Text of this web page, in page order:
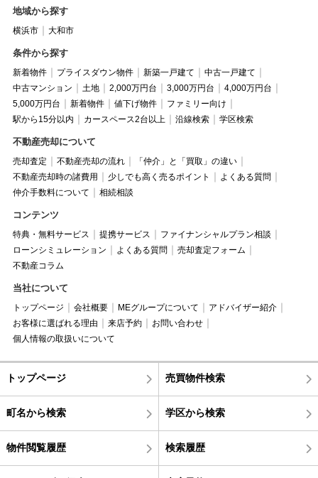
地域から探す
横浜市 大和市
条件から探す
新着物件 プライスダウン物件 新築一戸建て
中古一戸建て
中古マンション
土地 2,000万円台 3,000万円台
4,000万円台
5,000万円台
新着物件 値下げ物件
ファミリー向け
駅から15分以内
カースペース2台以上 沿線検索 学区検索
不動産売却について
売却査定 不動産売却の流れ
「仲介」と「買取」の違い
不動産売却時の諸費用
少しでも高く売るポイント
よくある質問
仲介手数料について
相続相談
コンテンツ
特典・無料サービス 提携サービス
ファイナンシャルプラン相談
ローンシミュレーション
よくある質問
売却査定フォーム
不動産コラム
当社について
トップページ 会社概要 MEグループについて
アドバイザー紹介
お客様に選ばれる理由
来店予約
お問い合わせ
個人情報の取扱いについて
トップページ 売買物件検索
町名から検索 学区から検索
物件閲覧履歴 検索履歴